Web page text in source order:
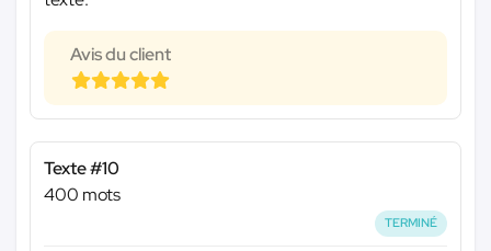
Avis du client
Texte #10
400 mots
TERMINÉ